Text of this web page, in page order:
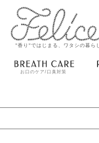
"香り"ではじまる、ワタシの暮らし
お口のケア/口臭対策